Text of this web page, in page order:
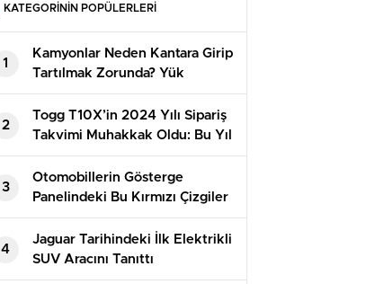
KATEGORİNİN POPÜLERLERİ
1
Kamyonlar Neden Kantara Girip
Tartılmak Zorunda? Yük
Limitini Aşıp Aşmadıkları Sırf
Küçük Bir Ayrıntı!
2
Togg T10X’in 2024 Yılı Sipariş
Takvimi Muhakkak Oldu: Bu Yıl
Çekiliş Yok!
3
Otomobillerin Gösterge
Panelindeki Bu Kırmızı Çizgiler
Ne Manaya Geliyor?
4
Jaguar Tarihindeki İlk Elektrikli
SUV Aracını Tanıttı